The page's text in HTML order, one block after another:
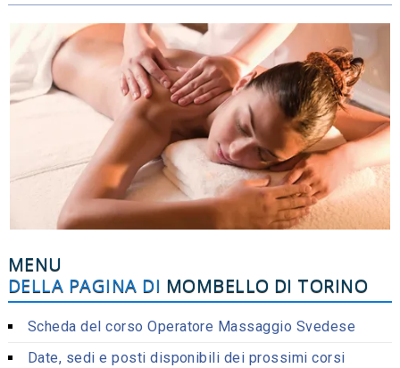
MENU
DELLA PAGINA DI MOMBELLO DI TORINO
Scheda del corso Operatore Massaggio Svedese
Date, sedi e posti disponibili dei prossimi corsi